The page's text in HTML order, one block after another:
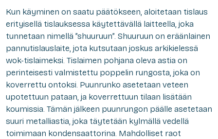
Kun käyminen on saatu päätökseen, aloitetaan tislaus
erityisellä tislauksessa käytettävällä laitteella, joka
tunnetaan nimellä ”shuuruun”. Shuuruun on eräänlainen
pannutislauslaite, jota kutsutaan joskus arkikielessä
wok-tislaimeksi. Tislaimen pohjana oleva astia on
perinteisesti valmistettu poppelin rungosta, joka on
koverrettu ontoksi. Puunrunko asetetaan veteen
upotettuun pataan, ja koverrettuun tilaan lisätään
koumissia. Tämän jälkeen puunrungon päälle asetetaan
suuri metalliastia, joka täytetään kylmällä vedellä
toimimaan kondensaattorina. Mahdolliset raot